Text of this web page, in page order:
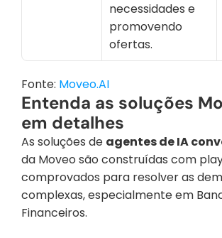
necessidades e
promovendo
ofertas.
Fonte: Moveo.AI
Entenda as soluções
em detalhes
As soluções de agentes de IA
da Moveo são construídas com
comprovados para resolver as
complexas, especialmente em
Financeiros.